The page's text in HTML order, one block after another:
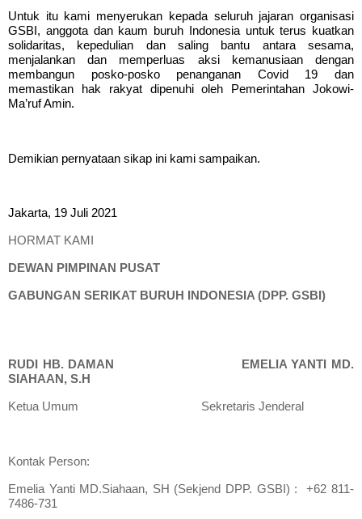
Untuk itu kami menyerukan kepada seluruh jajaran organisasi
GSBI, anggota dan kaum buruh Indonesia untuk terus kuatkan
solidaritas, kepedulian dan saling bantu antara sesama,
menjalankan dan memperluas aksi kemanusiaan dengan
membangun posko-posko penanganan Covid 19 dan
memastikan hak rakyat dipenuhi oleh Pemerintahan Jokowi-
Ma’ruf Amin.
Demikian pernyataan sikap ini kami sampaikan.
Jakarta, 19 Juli 2021
HORMAT KAMI
DEWAN PIMPINAN PUSAT
GABUNGAN SERIKAT BURUH INDONESIA (DPP. GSBI)
RUDI HB. DAMAN
EMELIA YANTI MD.
SIAHAAN, S.H
Ketua Umum
Sekretaris Jenderal
Kontak Person:
Emelia Yanti MD.Siahaan, SH (Sekjend DPP. GSBI) :
+62 811-
7486-731